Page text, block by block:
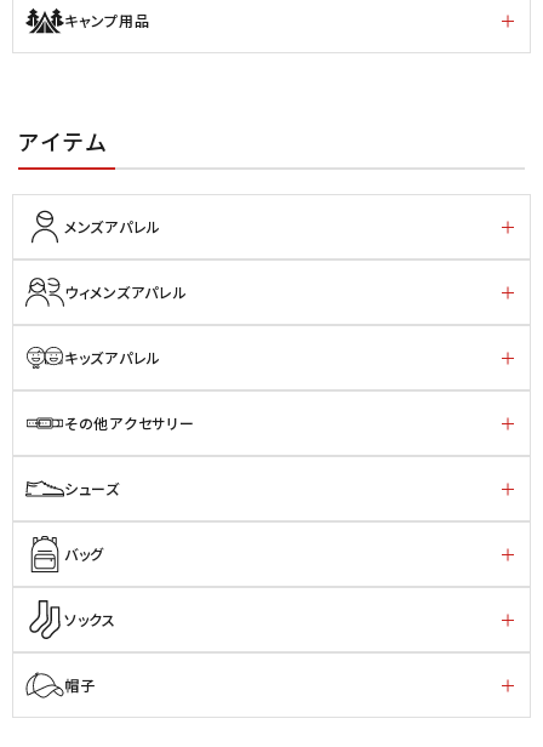
キャンプ用品
アイテム
メンズアパレル
ウィメンズアパレル
キッズアパレル
その他アクセサリー
シューズ
バッグ
ソックス
帽子